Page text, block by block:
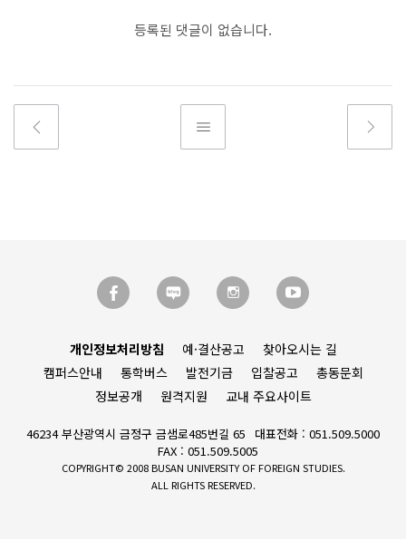
등록된 댓글이 없습니다.
개인정보처리방침 예·결산공고
찾아오시는 길
캠퍼스안내
통학버스 발전기금 입찰공고
총동문회
정보공개
원격지원 교내 주요사이트
46234 부산광역시 금정구 금샘로485번길 65
대표전화 : 051.509.5000
FAX : 051.509.5005
COPYRIGHT© 2008 BUSAN UNIVERSITY OF FOREIGN STUDIES.
ALL RIGHTS RESERVED.